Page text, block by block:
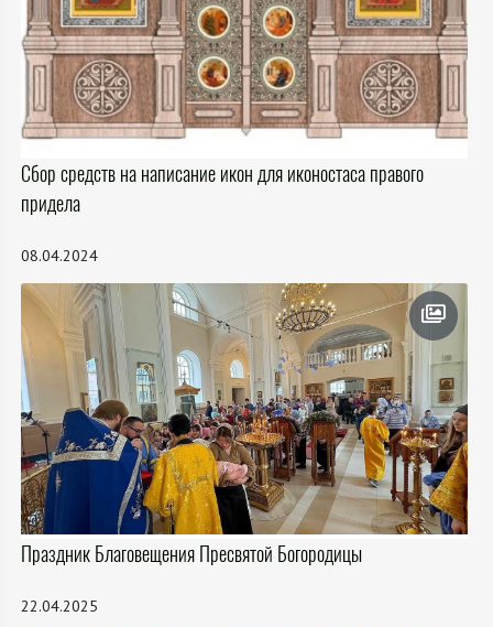
Сбор средств на написание икон для иконостаса правого
придела
08.04.2024
Праздник Благовещения Пресвятой Богородицы
22.04.2025